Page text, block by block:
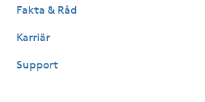
HIFU
Hollywood Peel
Fakta & Råd
Karriär
Support